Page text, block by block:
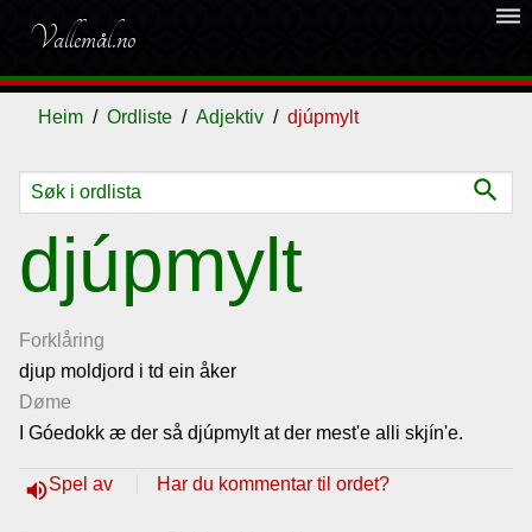
Vallemål.no
dehaze
Heim Ordliste Adjektiv djúpmylt
search
djúpmylt
Forklåring
djup moldjord i td ein åker
Døme
I Góedokk æ der så djúpmylt at der mest'e alli skjín'e.
volume_upSpel av Har du kommentar til ordet?
Ordliste
Om
vallemålet
Gjestebok
Nyhende